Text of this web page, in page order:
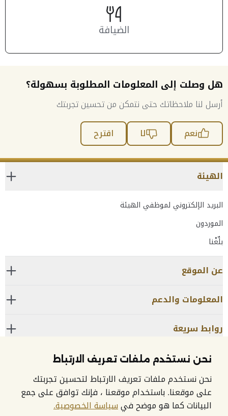
الضيافة
هل وصلت إلى المعلومات المطلوبة بسهولة؟
أرسل لنا ملاحظاتك حتى نتمكن من تحسين تجربتك
نعم
لا اقترح
الهيئة
البريد الإلكتروني لموظفي الهيئة
الموردون
بلِّغْنا
عن الموقع
المعلومات والدعم
روابط سريعة
مركز الاتصال: 600525524
نحن نستخدم ملفات تعريف الارتباط
نحن نستخدم ملفات تعريف الارتباط لتحسين تجربتك
على موقعنا. باستخدام موقعنا ، فإنك توافق على جمع
البيانات كما هو موضح فيسياسة الخصوصية.